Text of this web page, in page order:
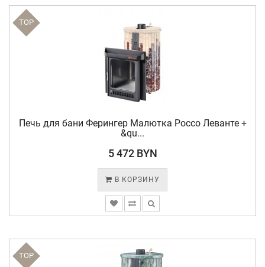
TOP
Печь для бани Ферингер Малютка Россо Леванте +
&qu...
5 472 BYN
В КОРЗИНУ
TOP